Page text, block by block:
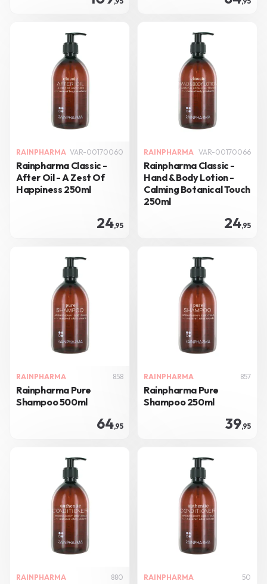
RAINPHARMA VAR-00170060
Rainpharma Classic -
After Oil - A Zest Of
Happiness 250ml
24,95
RAINPHARMA VAR-00170066
Rainpharma Classic -
Hand & Body Lotion -
Calming Botanical Touch
250ml
24,95
RAINPHARMA 858
Rainpharma Pure
Shampoo 500ml
64,95
RAINPHARMA 857
Rainpharma Pure
Shampoo 250ml
39,95
RAINPHARMA 880 RAINPHARMA 50